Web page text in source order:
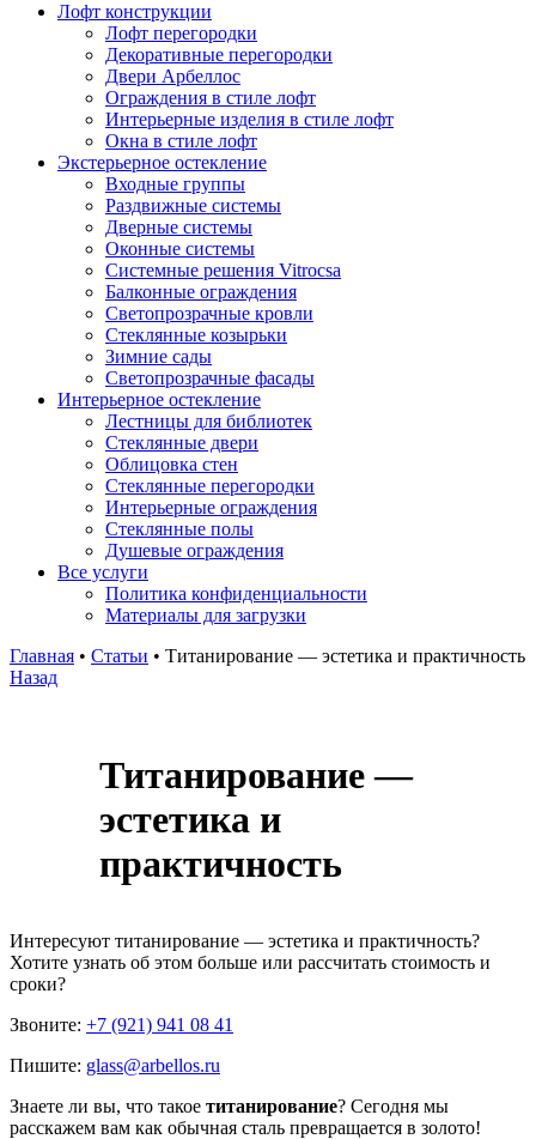
Лофт конструкции
Лофт перегородки
Декоративные перегородки
Двери Арбеллос
Ограждения в стиле лофт
Интерьерные изделия в стиле лофт
Окна в стиле лофт
Экстерьерное остекление
Входные группы
Раздвижные системы
Дверные системы
Оконные системы
Системные решения Vitrocsa
Балконные ограждения
Светопрозрачные кровли
Стеклянные козырьки
Зимние сады
Светопрозрачные фасады
Интерьерное остекление
Лестницы для библиотек
Стеклянные двери
Облицовка стен
Стеклянные перегородки
Интерьерные ограждения
Стеклянные полы
Душевые ограждения
Все услуги
Политика конфиденциальности
Материалы для загрузки
Главная • Статьи • Титанирование — эстетика и практичность
Назад
Титанирование —
эстетика и
практичность
Интересуют титанирование — эстетика и практичность?
Хотите узнать об этом больше или рассчитать стоимость и
сроки?
Звоните: +7 (921) 941 08 41
Пишите: glass@arbellos.ru
Знаете ли вы, что такое титанирование? Сегодня мы
расскажем вам как обычная сталь превращается в золото!